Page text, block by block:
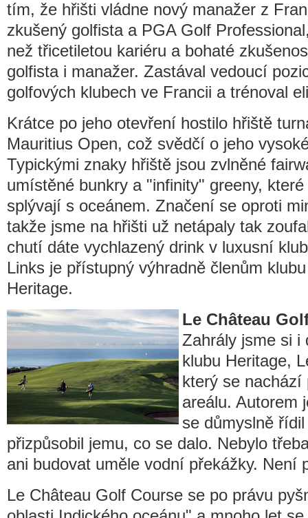
tím, že hřišti vládne nový manažer z
zkušený golfista a PGA Golf
než třicetiletou kariéru a bohaté
golfista i manažer. Zastával vedoucí
golfových klubech ve Francii a trénoval
Krátce po jeho otevření hostilo hřiště
Mauritius Open, což svědčí o jeho
Typickými znaky hřiště jsou zvlněné
umístěné bunkry a "infinity" greeny,
splývají s oceánem. Značení se oproti
takže jsme na hřišti už netápaly tak
chutí dáte vychlazený drink v luxusní
Links je přístupný výhradně členům
Heritage.
Le Château
Zahrály jsme si i
klubu Heritage,
který se nachází
areálu. Autorem
se důmyslně
přizpůsobil jemu, co se dalo. Nebylo
ani budovat uměle vodní překážky. Není
Le Château Golf Course se po právu